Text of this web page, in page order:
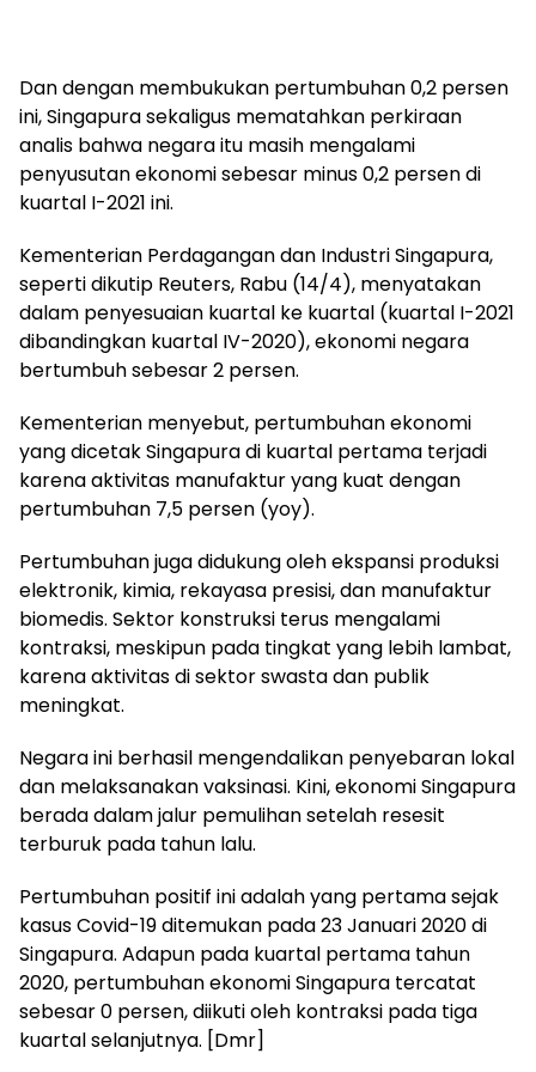
Dan dengan membukukan pertumbuhan 0,2 persen
ini, Singapura sekaligus mematahkan perkiraan
analis bahwa negara itu masih mengalami
penyusutan ekonomi sebesar minus 0,2 persen di
kuartal I-2021 ini.
Kementerian Perdagangan dan Industri Singapura,
seperti dikutip Reuters, Rabu (14/4), menyatakan
dalam penyesuaian kuartal ke kuartal (kuartal I-2021
dibandingkan kuartal IV-2020), ekonomi negara
bertumbuh sebesar 2 persen.
Kementerian menyebut, pertumbuhan ekonomi
yang dicetak Singapura di kuartal pertama terjadi
karena aktivitas manufaktur yang kuat dengan
pertumbuhan 7,5 persen (yoy).
Pertumbuhan juga didukung oleh ekspansi produksi
elektronik, kimia, rekayasa presisi, dan manufaktur
biomedis. Sektor konstruksi terus mengalami
kontraksi, meskipun pada tingkat yang lebih lambat,
karena aktivitas di sektor swasta dan publik
meningkat.
Negara ini berhasil mengendalikan penyebaran lokal
dan melaksanakan vaksinasi. Kini, ekonomi Singapura
berada dalam jalur pemulihan setelah resesit
terburuk pada tahun lalu.
Pertumbuhan positif ini adalah yang pertama sejak
kasus Covid-19 ditemukan pada 23 Januari 2020 di
Singapura. Adapun pada kuartal pertama tahun
2020, pertumbuhan ekonomi Singapura tercatat
sebesar 0 persen, diikuti oleh kontraksi pada tiga
kuartal selanjutnya. [Dmr]